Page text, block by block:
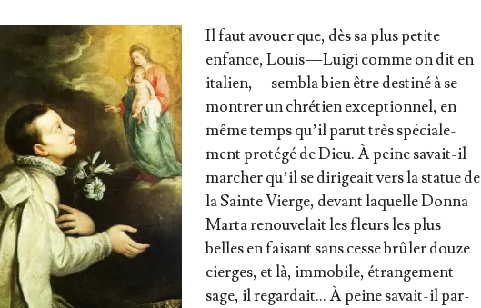
Il faut avouer que, dès sa plus petite
enfance, Louis — Lui­gi comme on dit en
ita­lien, — sem­bla bien être des­ti­né à se
mon­trer un chré­tien excep­tion­nel, en
même temps qu’il parut très spé­cia­le­
ment pro­té­gé de Dieu. À peine savait-il
mar­cher qu’il se diri­geait vers la sta­tue de
la Sainte Vierge, devant laquelle Don­na
Mar­ta renou­ve­lait les fleurs les plus
belles en fai­sant sans cesse brû­ler douze
cierges, et là, immo­bile, étran­ge­ment
sage, il regar­dait… À peine savait-il par­